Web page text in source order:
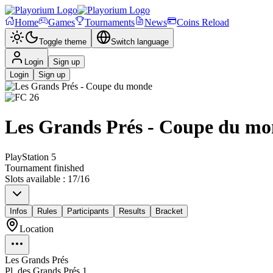
Home Games Tournaments News Coins Reload
Toggle theme Switch language
Login
Sign up
Login
Sign up
Les Grands Prés - Coupe du
PlayStation 5
Tournament finished
Slots available : 17/16
Infos Rules Participants Results Bracket
Location
Les Grands Prés
Pl. des Grands Prés 1